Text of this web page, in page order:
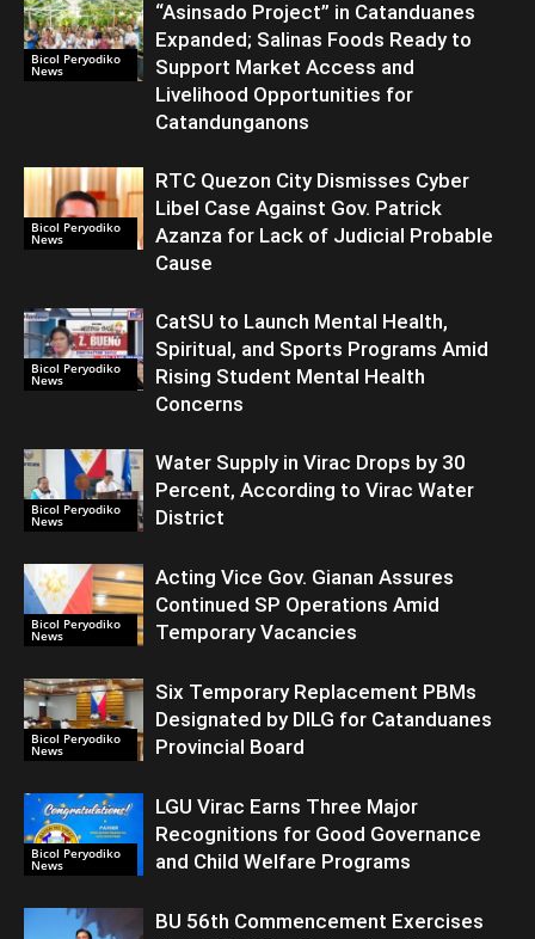
Bicol Peryodiko
News
“Asinsado Project” in Catanduanes
Expanded; Salinas Foods Ready to
Support Market Access and
Livelihood Opportunities for
Catandunganons
Bicol Peryodiko
News
RTC Quezon City Dismisses Cyber
Libel Case Against Gov. Patrick
Azanza for Lack of Judicial Probable
Cause
Bicol Peryodiko
News
CatSU to Launch Mental Health,
Spiritual, and Sports Programs Amid
Rising Student Mental Health
Concerns
Bicol Peryodiko
News
Water Supply in Virac Drops by 30
Percent, According to Virac Water
District
Bicol Peryodiko
News
Acting Vice Gov. Gianan Assures
Continued SP Operations Amid
Temporary Vacancies
Bicol Peryodiko
News
Six Temporary Replacement PBMs
Designated by DILG for Catanduanes
Provincial Board
Bicol Peryodiko
News
LGU Virac Earns Three Major
Recognitions for Good Governance
and Child Welfare Programs
BU 56th Commencement Exercises